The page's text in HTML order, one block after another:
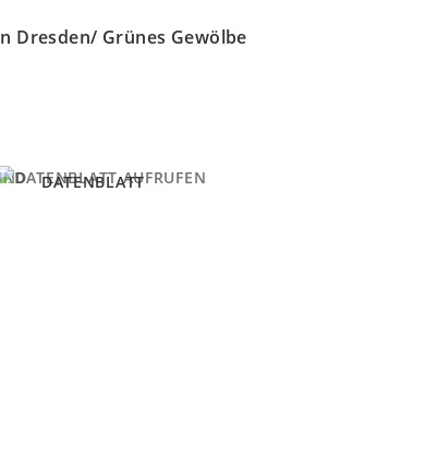
Dresden/ Grünes Gewölbe
DATENBLATT